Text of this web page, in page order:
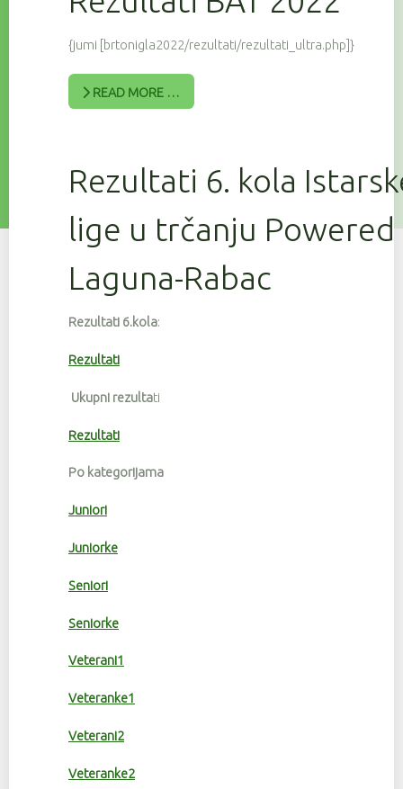
{jumi [brtonigla2022/rezultati/rezultati_ultra.php]}
READ MORE …
Rezultati 6. kola
lige u trčanju Powered
Laguna-Rabac
Rezultati 6.kola:
Rezultati
Ukupni rezultati
Rezultati
Po kategorijama
Juniori
Juniorke
Seniori
Seniorke
Veterani1
Veteranke1
Veterani2
Veteranke2